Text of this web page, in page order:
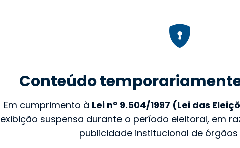
Conteúdo
Em cumprimento à Lei nº 9.504/1997 (Lei das
exibição suspensa durante o período eleitoral, em
publicidade institucional de órgãos